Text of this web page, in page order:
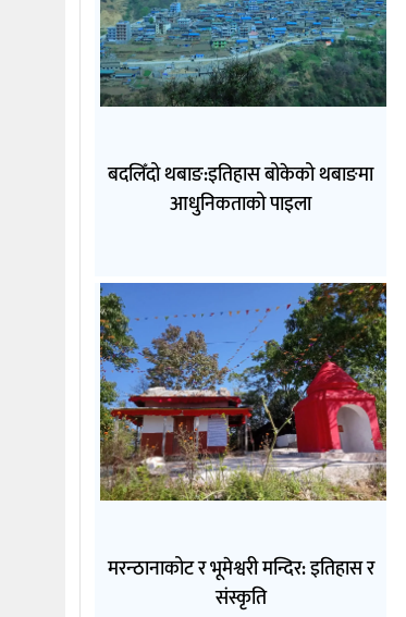
बदलिँदो थबाङ:इतिहास बोकेको थबाङमा
आधुनिकताको पाइला
मरन्ठानाकोट र भूमेश्वरी मन्दिर: इतिहास र
संस्कृति